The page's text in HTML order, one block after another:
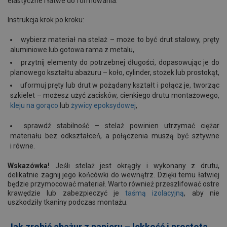
Instrukcja krok po kroku:
wybierz materiał na stelaż – może to być drut stalowy, pręty
aluminiowe lub gotowa rama z metalu,
przytnij elementy do potrzebnej długości, dopasowując je do
planowego kształtu abażuru – koło, cylinder, stożek lub prostokąt,
uformuj pręty lub drut w pożądany kształt i połącz je, tworząc
szkielet – możesz użyć zacisków, cienkiego drutu montażowego,
kleju na gorąco lub żywicy epoksydowej,
sprawdź stabilność – stelaż powinien utrzymać ciężar
materiału bez odkształceń, a połączenia muszą być sztywne
i równe.
Wskazówka! Jeśli stelaż jest okrągły i wykonany z drutu,
delikatnie zagnij jego końcówki do wewnątrz. Dzięki temu łatwiej
będzie przymocować materiał. Warto również przeszlifować ostre
krawędzie lub zabezpieczyć jetaśmą izolacyjną, aby nie
uszkodziły tkaniny podczas montażu.